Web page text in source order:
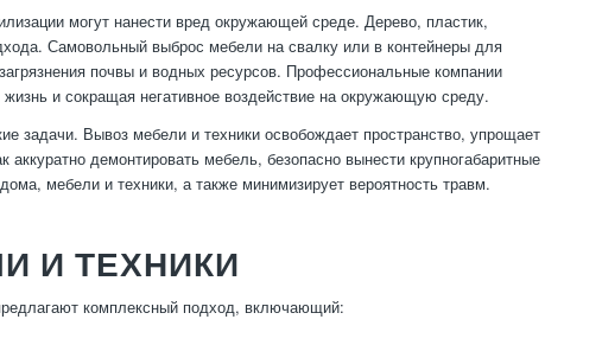
могут нанести вред окружающей среде. Дерево, пластик,
Самовольный выброс мебели на свалку или в контейнеры для
почвы и водных ресурсов. Профессиональные компании
и сокращая негативное воздействие на окружающую среду.
задачи. Вывоз мебели и техники освобождает пространство, упрощает
демонтировать мебель, безопасно вынести крупногабаритные
мебели и техники, а также минимизирует вероятность травм.
И ТЕХНИКИ
комплексный подход, включающий: